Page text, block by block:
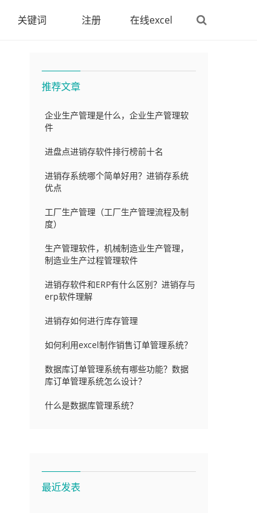
关键词 注册 在线excel
推荐文章
企业生产管理是什么，企业生产管理软
件
进盘点进销存软件排行榜前十名
进销存系统哪个简单好用？进销存系统
优点
工厂生产管理（工厂生产管理流程及制
度）
生产管理软件，机械制造业生产管理，
制造业生产过程管理软件
进销存软件和ERP有什么区别？进销存与
erp软件理解
进销存如何进行库存管理
如何利用excel制作销售订单管理系统？
数据库订单管理系统有哪些功能？数据
库订单管理系统怎么设计？
什么是数据库管理系统？
最近发表